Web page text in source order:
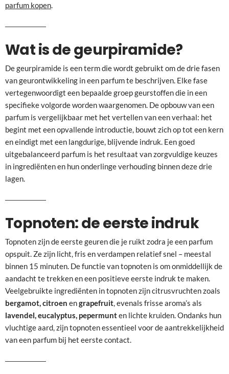
parfum kopen.
Wat is de geurpiramide?
De geurpiramide is een term die wordt gebruikt om de drie fasen
van geurontwikkeling in een parfum te beschrijven. Elke fase
vertegenwoordigt een bepaalde groep geurstoffen die in een
specifieke volgorde worden waargenomen. De opbouw van een
parfum is vergelijkbaar met het vertellen van een verhaal: het
begint met een opvallende introductie, bouwt zich op tot een kern
en eindigt met een langdurige, blijvende indruk. Een goed
uitgebalanceerd parfum is het resultaat van zorgvuldige keuzes
in ingrediënten en hun onderlinge verhouding binnen deze drie
lagen.
Topnoten: de eerste indruk
Topnoten zijn de eerste geuren die je ruikt zodra je een parfum
opspuit. Ze zijn licht, fris en verdampen relatief snel – meestal
binnen 15 minuten. De functie van topnoten is om onmiddellijk de
aandacht te trekken en een positieve eerste indruk te maken.
Veelgebruikte ingrediënten in topnoten zijn citrusvruchten zoals
bergamot, citroen engrapefruit, evenals frisse aroma’s als
lavendel, eucalyptus, pepermunten lichte kruiden. Ondanks hun
vluchtige aard, zijn topnoten essentieel voor de aantrekkelijkheid
van een parfum bij het eerste contact.